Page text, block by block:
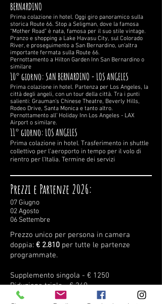
BERNARDINO
Prima colazione in hotel. Oggi giro panoramico sulla
storica Route 66. Stop a Seligman, dove la famosa
“Mother Road” è nata, famosa per il suo stile vintage.
Pranzo e shopping a Lake Havasu City, sul Colorado
River, e proseguimento a San Bernardino, un’altra
importante fermata sulla Route 66.
Pernottamento a Hilton Garden Inn San Bernardino o
similare
10° giorno: SAN BERNARDINO - LOS ANGELES
Prima colazione in hotel. Partenza per Los Angeles, la
città degli angeli, con un tour della città. Tra i punti
salienti: Grauman’s Chinese Theatre, Beverly Hills,
Rodeo Drive, Santa Monica e tanto altro.
Pernottamento all’ Holiday Inn Los Angeles - LAX
Airport o similare.
11° giorno: LOS ANGELES
Prima colazione in hotel. Trasferimento in shuttle
collettivo per l’aeroporto in tempo per il volo di
rientro per l’Italia. Termine dei servizi
Prezzi e Partenze 2026:
07 Giugno
02 Agosto
06 Settembre
Prezzo unico per persona in camera
doppia: € 2.810 per tutte le partenze
programmate.​
Supplemento singola - € 1250
Riduzione tripla - € 360
Bambini (8-16 anni) in camera doppia con